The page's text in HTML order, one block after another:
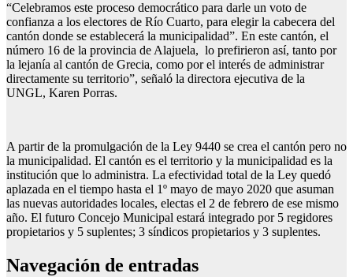
“Celebramos este proceso democrático para darle un voto de
confianza a los electores de Río Cuarto, para elegir la cabecera del
cantón donde se establecerá la municipalidad”. En este cantón, el
número 16 de la provincia de Alajuela, lo prefirieron así, tanto por
la lejanía al cantón de Grecia, como por el interés de administrar
directamente su territorio”, señaló la directora ejecutiva de la
UNGL, Karen Porras.
A partir de la promulgación de la Ley 9440 se crea el cantón pero no
la municipalidad. El cantón es el territorio y la municipalidad es la
institución que lo administra. La efectividad total de la Ley quedó
aplazada en el tiempo hasta el 1º mayo de mayo 2020 que asuman
las nuevas autoridades locales, electas el 2 de febrero de ese mismo
año. El futuro Concejo Municipal estará integrado por 5 regidores
propietarios y 5 suplentes; 3 síndicos propietarios y 3 suplentes.
Navegación de entradas